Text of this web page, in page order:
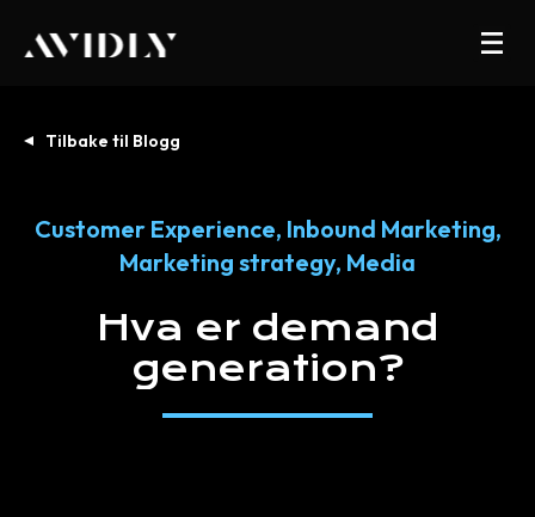
Tilbake til Blogg
Customer Experience, Inbound Marketing,
Marketing strategy, Media
Hva er demand
generation?